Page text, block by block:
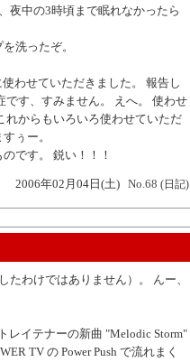
夜中の3時頃まで眠れなかったら
洗ったぞ。
わせていただきました。 報告し
す、すみません。 えへ。 使わせ
れからもいろいろ使わせていただ
ぅー。
です。 鋭い！！！
2006年02月04日(土) No.68 (日記)
わけではありません）。 んー、
レイテナーの新曲 "Melodic Storm"
TV の Power Push で流れまく